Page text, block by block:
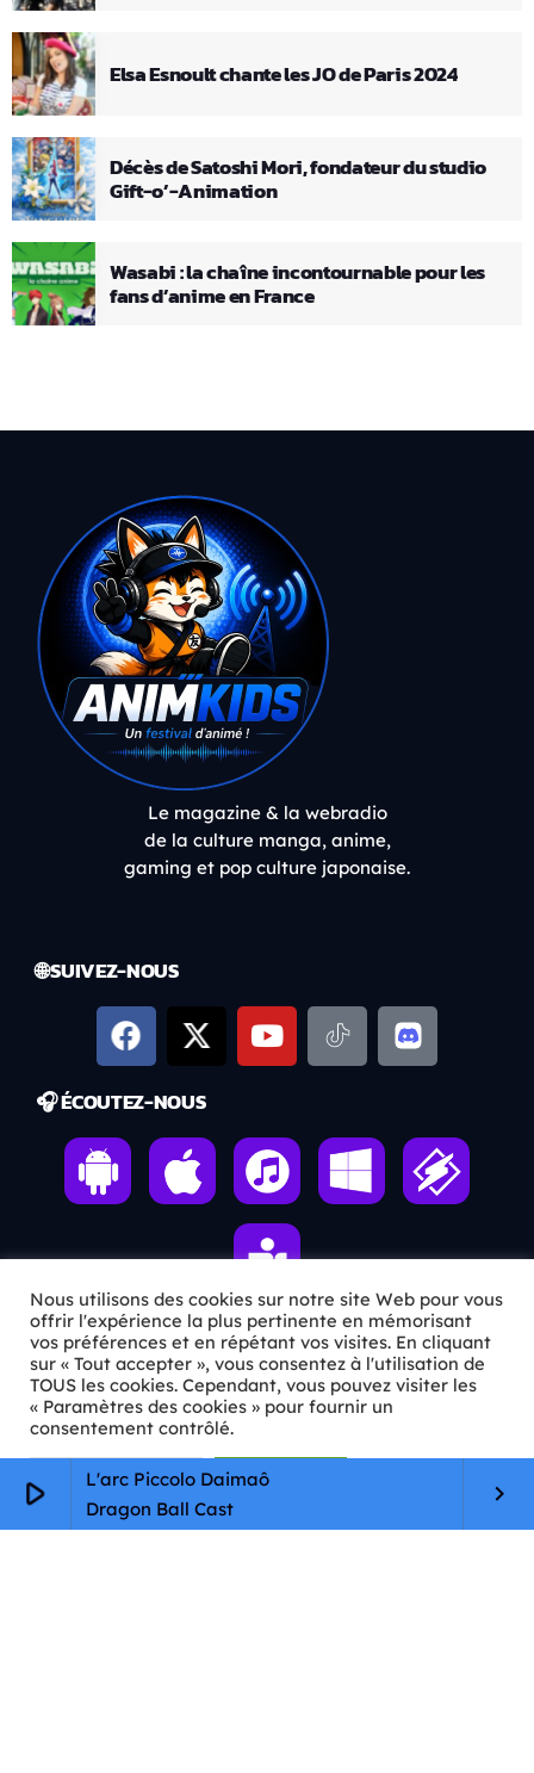
play_arrow
L'arc Piccolo Daimaô
Dragon Ball Cast
keyboard_arrow_right
Elsa Esnoult chante les JO de Paris 2024
Décès de Satoshi Mori, fondateur du studio
Gift-o’-Animation
Wasabi : la chaîne incontournable pour les
fans d’anime en France
Le magazine & la webradio
de la culture manga, anime,
gaming et pop culture japonaise.
🌐 SUIVEZ-NOUS
🎧 ÉCOUTEZ-NOUS
ℹ️ INFOS PRATIQUES
✉️Contact
🦊Qui sommes-nous ?
📄
Mentions légales
Nous utilisons des cookies sur notre site Web pour vous
offrir l'expérience la plus pertinente en mémorisant
vos préférences et en répétant vos visites. En cliquant
sur « Tout accepter », vous consentez à l'utilisation de
TOUS les cookies. Cependant, vous pouvez visiter les
« Paramètres des cookies » pour fournir un
consentement contrôlé.
Paramètres Cookie Tout accepter